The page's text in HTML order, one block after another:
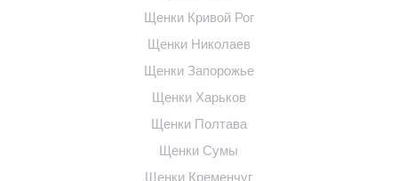
Щенки Кривой Рог
Щенки Николаев
Щенки Запорожье
Щенки Харьков
Щенки Полтава
Щенки Сумы
Щенки Кременчуг